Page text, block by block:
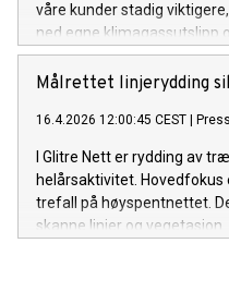
våre kunder stadig
ned egne klimagassutslipp
Målrettet linjerydding
16.4.2026 12:00:45 CEST
I Glitre Nett er rydding av
helårsaktivitet.
trefall på høyspentnettet.
skanne linjer og vegetasjon.